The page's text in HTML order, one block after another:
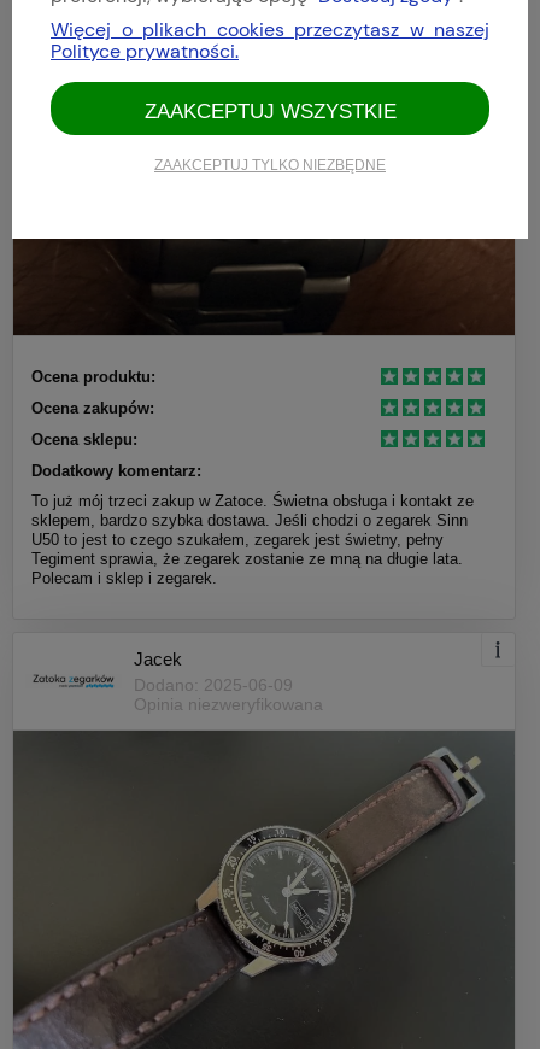
Ocena produktu:
Ocena zakupów:
Ocena sklepu:
Dodatkowy komentarz:
To już mój trzeci zakup w Zatoce. Świetna obsługa i kontakt ze
sklepem, bardzo szybka dostawa. Jeśli chodzi o zegarek Sinn
U50 to jest to czego szukałem, zegarek jest świetny, pełny
Tegiment sprawia, że zegarek zostanie ze mną na długie lata.
Polecam i sklep i zegarek.
Jacek
Dodano: 2025-06-09
Opinia niezweryfikowana
Więcej o plikach cookies przeczytasz w naszej
Polityce prywatności.
ZAAKCEPTUJ TYLKO NIEZBĘDNE
ZAAKCEPTUJ WSZYSTKIE